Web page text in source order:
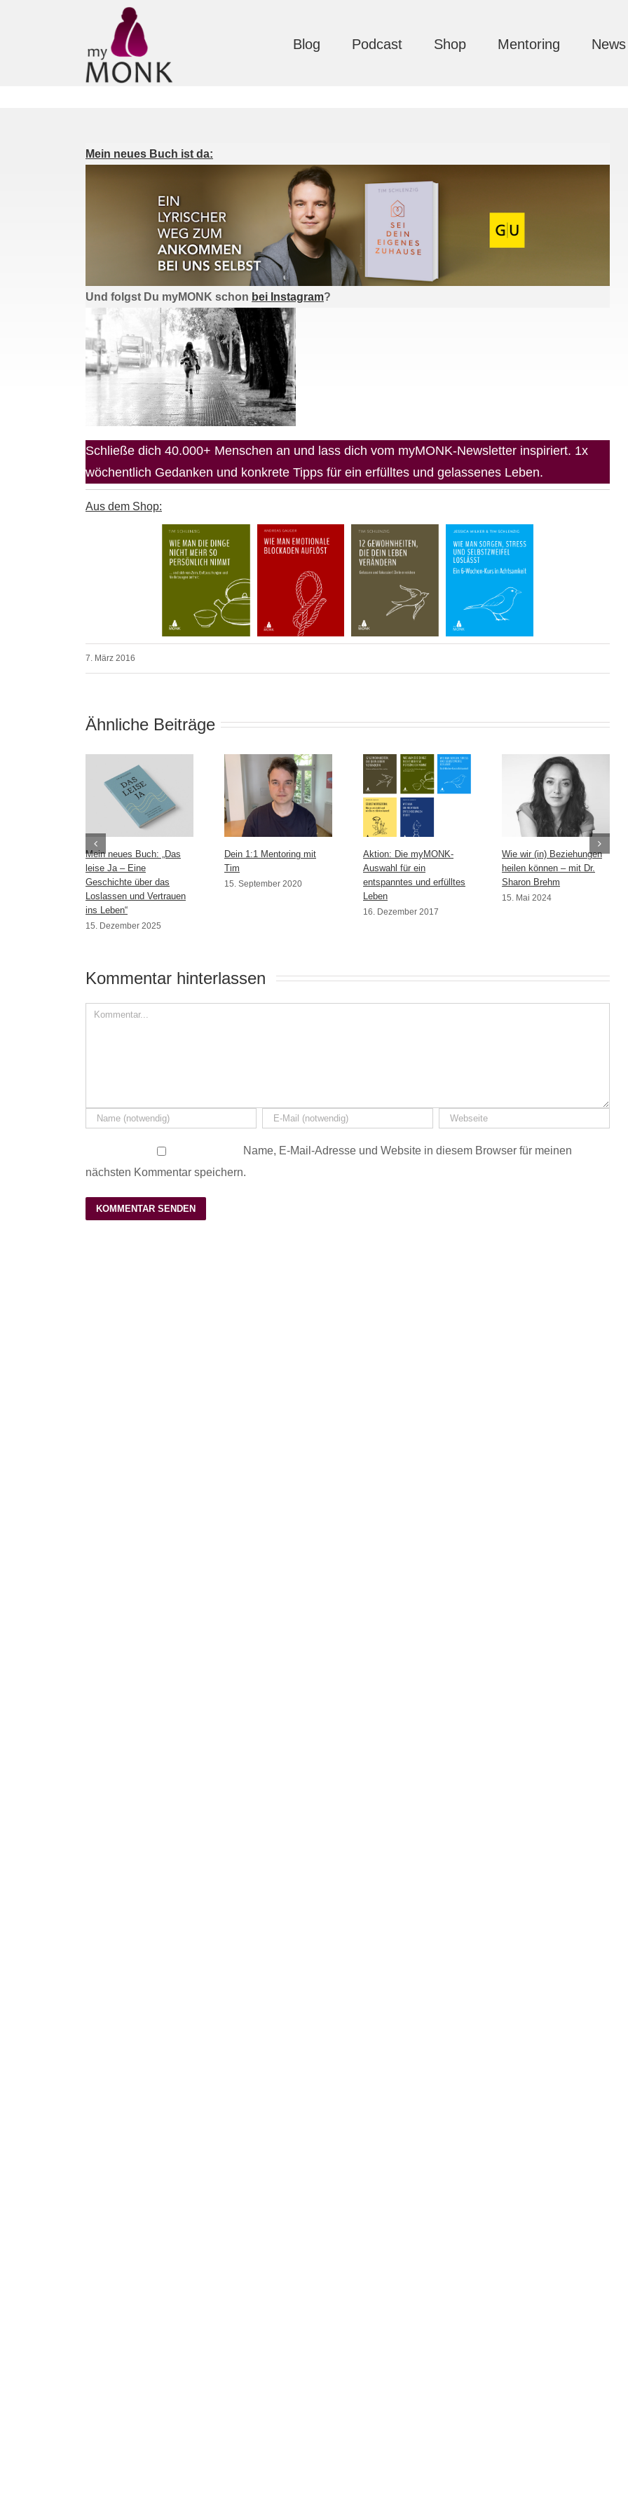
Blog Podcast Shop Mentoring News
Mein neues Buch ist da:
Und folgst Du myMONK schon bei Instagram?
Schließe dich 40.000+ Menschen an und lass dich vom myMONK-Newsletter inspiriert. 1x
wöchentlich Gedanken und konkrete Tipps für ein erfülltes und gelassenes Leben.
Aus dem Shop:
7. März 2016
Ähnliche Beiträge
Mein neues Buch: „Das
leise Ja – Eine
Geschichte über das
Loslassen und Vertrauen
ins Leben“
15. Dezember 2025
Dein 1:1 Mentoring mit
Tim
15. September 2020
Aktion: Die myMONK-
Auswahl für ein
entspanntes und erfülltes
Leben
16. Dezember 2017
Wie wir (in) Beziehungen
heilen können – mit Dr.
Sharon Brehm
15. Mai 2024
Kommentar hinterlassen
Name, E-Mail-Adresse und Website in diesem Browser für meinen
nächsten Kommentar speichern.